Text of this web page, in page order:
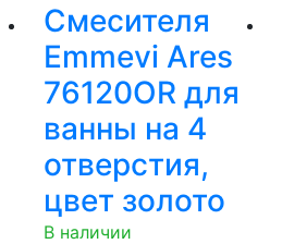
Смесителя
Emmevi Ares
76120OR для
ванны на 4
отверстия,
цвет золото
В наличии